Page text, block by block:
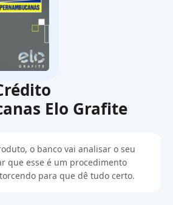
Elo Grafite
o banco vai analisar o seu
que esse é um procedimento
para que dê tudo certo.